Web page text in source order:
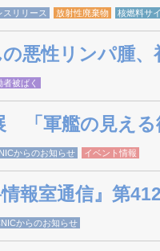
スリリース 放射性廃棄物 核燃料サ
悪性リンパ腫、
者被ばく
「軍艦の見え
からのお知らせ イベント情報
情報室通信』第
からのお知らせ